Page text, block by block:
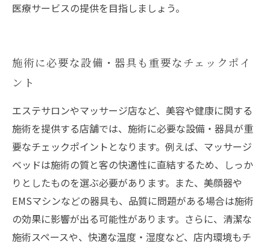
医療サービスの提供を目指しましょう。
施術に必要な設備・器具も重要なチェックポイ
ント
エステサロンやマッサージ店など、美容や健康に関する
施術を提供する店舗では、施術に必要な設備・器具が重
要なチェックポイントとなります。例えば、マッサージ
ベッドは施術の質と客の快適性に直結するため、しっか
りとしたものを選ぶ必要があります。また、美顔器や
EMSマシンなどの器具も、品質に問題がある場合は施術
の効果に影響が出る可能性があります。さらに、清潔な
施術スペースや、快適な温度・湿度など、店内環境もチ